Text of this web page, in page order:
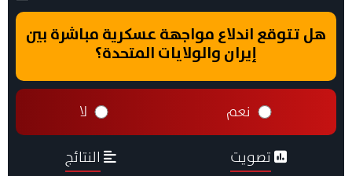
هل تتوقع اندلاع مواجهة عسكرية مباشرة بين
إيران والولايات المتحدة؟
نعم لا
تصويت النتائج